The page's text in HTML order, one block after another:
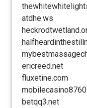
atdhe.ws
ericreed.net
fluxetine.com
betqq3.net